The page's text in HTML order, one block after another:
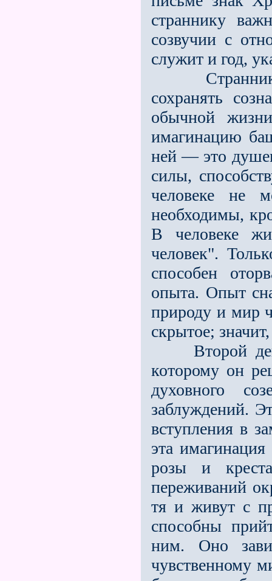
страннику
созвучии с
служит и год,
Странник
сохранять
обычной
имагинацию
ней — это
силы,
человеке не
необходимы,
В человеке
человек".
способен
опыта. Опыт
природу и мир
скрытое;
Второй день
которому он
духовного
заблуждений.
вступления в
эта
розы и
переживаний
тя и живут с
способны
ним. Оно
чувственному